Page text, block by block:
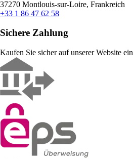
37270 Montlouis-sur-Loire, Frankreich
+33 1 86 47 62 58
Sichere Zahlung
Kaufen Sie sicher auf unserer Website ein